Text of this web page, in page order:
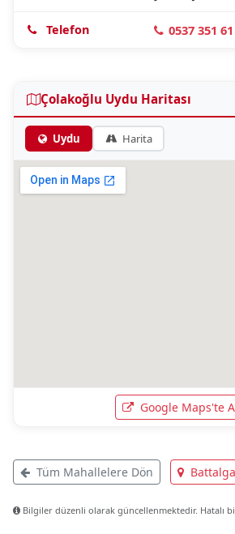
Telefon 0537 351
Çolakoğlu Uydu Haritası
Uydu Harita
Google Maps'te
Tüm Mahallelere Dön
Bilgiler düzenli olarak güncellenmektedir. Hatalı